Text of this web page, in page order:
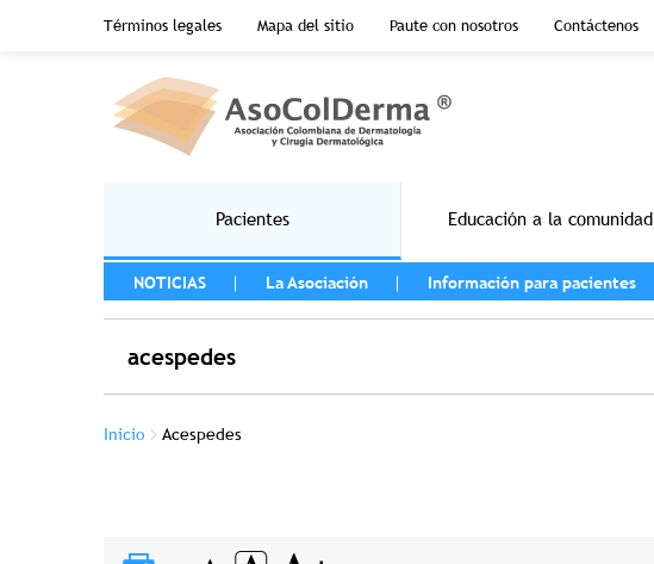
Pasar al contenido principal
Términos legales
Mapa del sitio Paute con nosotros Contáctenos
Pacientes Educación a la comunidad
MENU LEFT
NOTICIAS
La Asociación Información para pacientes
acespedes
Sobrescribir enlaces de ayuda a la navegación
Inicio Acespedes